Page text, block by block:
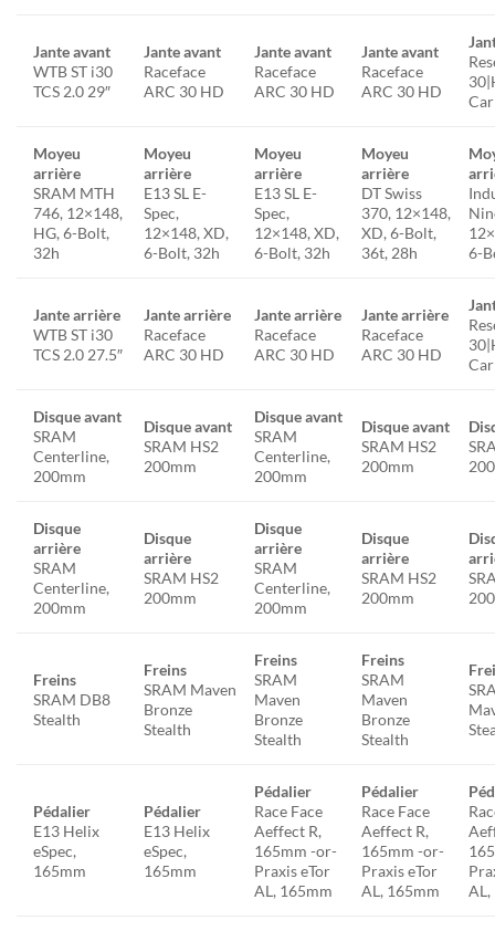
Jante avant
WTB ST i30
TCS 2.0 29″
Jante avant
Raceface
ARC 30 HD
Jante avant
Raceface
ARC 30 HD
Jante avant
Raceface
ARC 30 HD
Moyeu
arrière
SRAM MTH
746, 12×148,
HG, 6-Bolt,
32h
Moyeu
arrière
E13 SL E-
Spec,
12×148, XD,
6-Bolt, 32h
Moyeu
arrière
E13 SL E-
Spec,
12×148, XD,
6-Bolt, 32h
Moyeu
arrière
DT Swiss
370, 12×148,
XD, 6-Bolt,
36t, 28h
6-
Jante arrière
WTB ST i30
TCS 2.0 27.5″
Jante arrière
Raceface
ARC 30 HD
Jante arrière
Raceface
ARC 30 HD
Jante arrière
Raceface
ARC 30 HD
Disque avant
SRAM
Centerline,
200mm
Disque avant
SRAM HS2
200mm
Disque avant
SRAM
Centerline,
200mm
Disque avant
SRAM HS2
200mm
Disque
arrière
SRAM
Centerline,
200mm
Disque
arrière
SRAM HS2
200mm
Disque
arrière
SRAM
Centerline,
200mm
Disque
arrière
SRAM HS2
200mm
Freins
SRAM DB8
Stealth
Freins
SRAM Maven
Bronze
Stealth
Freins
SRAM
Maven
Bronze
Stealth
Freins
SRAM
Maven
Bronze
Stealth
Pédalier
E13 Helix
eSpec,
165mm
Pédalier
E13 Helix
eSpec,
165mm
Pédalier
Race Face
Aeffect R,
165mm -or-
Praxis eTor
AL, 165mm
Pédalier
Race Face
Aeffect R,
165mm -or-
Praxis eTor
AL, 165mm
AL,